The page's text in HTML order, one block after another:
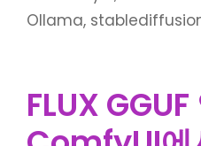
Ollama,
FLUX